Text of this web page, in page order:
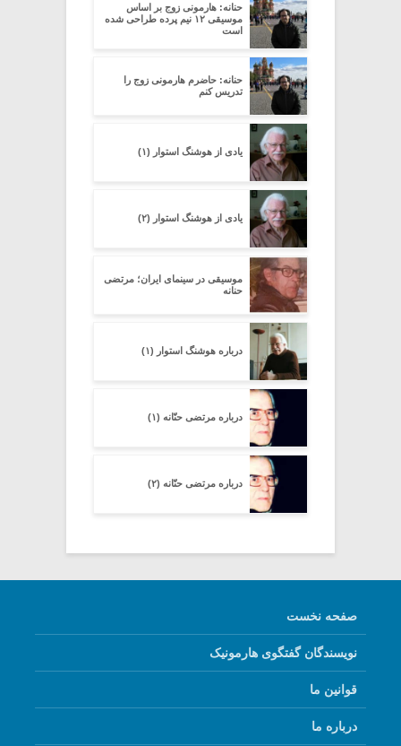
حنانه: هارمونی زوج بر اساس
موسیقی ۱۲ نیم پرده طراحی شده
است
حنانه: حاضرم هارمونی زوج را
تدریس کنم
یادی از هوشنگ استوار (۱)
یادی از هوشنگ استوار (۲)
موسیقی در سینمای ایران؛ مرتضی
حنانه
درباره هوشنگ استوار (۱)
درباره مرتضی حنّانه (۱)
درباره مرتضی حنّانه (۲)
صفحه نخست
نویسندگان گفتگوی هارمونیک
قوانین ما
درباره ما